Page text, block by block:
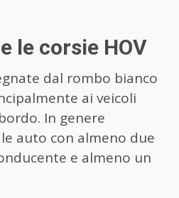
le corsie HOV
dal rombo bianco
ai veicoli
In genere
auto con almeno due
e almeno un